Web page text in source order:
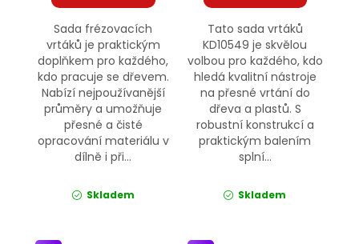
Sada frézovacích
vrtáků je praktickým
doplňkem pro každého,
kdo pracuje se dřevem.
Nabízí nejpoužívanější
průměry a umožňuje
přesné a čisté
opracování materiálu v
dílně i při...
Skladem
Tato sada vrtáků
KD10549 je skvělou
volbou pro každého, kdo
hledá kvalitní nástroje
na přesné vrtání do
dřeva a plastů. S
robustní konstrukcí a
praktickým balením
splní...
Skladem